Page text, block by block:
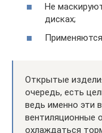
Не
дисках;
Открытые
очередь, есть
ведь именно эти
вентиляционные
охлаждаться